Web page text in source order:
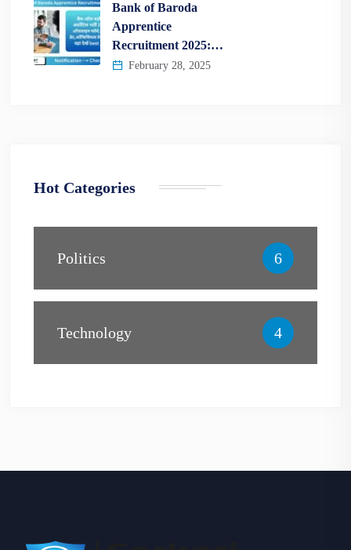
Bank of Baroda
Apprentice
Recruitment 2025:…
February 28, 2025
Hot Categories
Politics 6
Technology 4